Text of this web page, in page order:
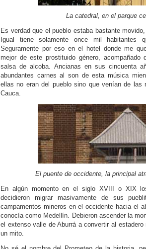
La catedral, en el parque
Es verdad que el pueblo estaba bastante
Igual tiene solamente once mil habitantes
Seguramente por eso en el hotel donde me
mejor de este prostituido género, acompañado
salsa de alcoba. Ancianas en sus cincuenta
abundantes carnes al son de esta música
ellas no eran del pueblo sino que venían de las
Cauca.
El puente de occidente, la principal
En algún momento en el siglo XVIII o XIX
decidieron migrar masivamente de sus
campamentos mineros en el occidente hacia el
conocía como Medellín. Debieron ascender la
el extenso valle de Aburrá a convertir al
un mito.